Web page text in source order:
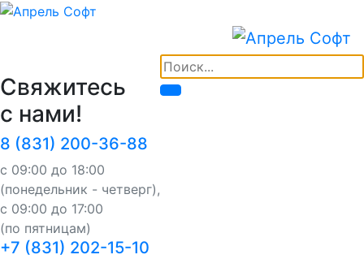
Свяжитесь
с нами!
8 (831) 200-36-88
с 09:00 до 18:00
(понедельник - четверг),
с 09:00 до 17:00
(по пятницам)
+7 (831) 202-15-10